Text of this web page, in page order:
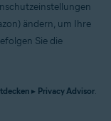
ändern, um Ihre
Sie die
▸ Privacy Advisor.